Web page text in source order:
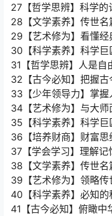
27【哲学思辨】科学的
28【文学素养】传世名
29【艺术修为】看懂经
30【科学素养】科学巨
31【哲学思辨】人是自
32【古今必知】把握古
33【少年领导力】掌
34【艺术修为】与大
35【科学素养】科学巨
36【培养财商】财富思
37【学会学习】理解记
38【文学素养】传世名
39【艺术修为】领略传
40【科学素养】必知的
41【古今必知】俯瞰中